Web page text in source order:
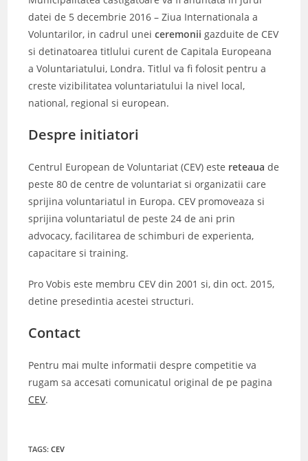
datei de 5 decembrie 2016 – Ziua Internationala a
Voluntarilor, in cadrul uneiceremonii gazduite de CEV
si detinatoarea titlului curent de Capitala Europeana
a Voluntariatului, Londra. Titlul va fi folosit pentru a
creste vizibilitatea voluntariatului la nivel local,
national, regional si european.
Despre initiatori
Centrul European de Voluntariat (CEV) este reteaua de
peste 80 de centre de voluntariat si organizatii care
sprijina voluntariatul in Europa. CEV promoveaza si
sprijina voluntariatul de peste 24 de ani prin
advocacy, facilitarea de schimburi de experienta,
capacitare si training.
Pro Vobis este membru CEV din 2001 si, din oct. 2015,
detine presedintia acestei structuri.
Contact
Pentru mai multe informatii despre competitie va
rugam sa accesati comunicatul original de pe pagina
CEV.
TAGS:CEV